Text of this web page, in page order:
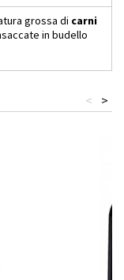
grossa di carni
in budello
>
<